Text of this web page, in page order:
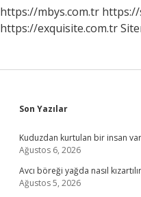
https://mbys.com.tr https://
https://exquisite.com.tr
Sidebar
Son Yazılar
Kuduzdan kurtulan bir insan var
Ağustos 6, 2026
Avcı böreği yağda nasıl
Ağustos 5, 2026